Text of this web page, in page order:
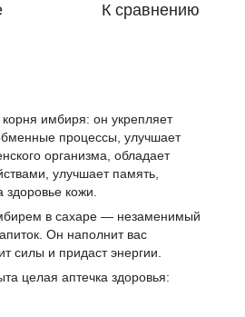
К сравнению
имбиря: он укрепляет
процессы, улучшает
организма, обладает
улучшает память,
здоровье кожи.
в сахаре — незаменимый
Он наполнит вас
силы и придаст энергии.
целая аптечка здоровья: